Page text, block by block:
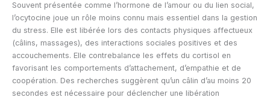
Souvent présentée comme l’hormone de l’amour ou du lien social,
l’ocytocine joue un rôle moins connu mais essentiel dans la gestion
du stress. Elle est libérée lors des contacts physiques affectueux
(câlins, massages), des interactions sociales positives et des
accouchements. Elle contrebalance les effets du cortisol en
favorisant les comportements d’attachement, d’empathie et de
coopération. Des recherches suggèrent qu’un câlin d’au moins 20
secondes est nécessaire pour déclencher une libération